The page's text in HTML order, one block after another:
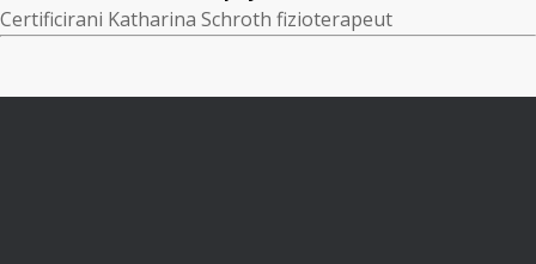
Certificirani Katharina Schroth fizioterapeut